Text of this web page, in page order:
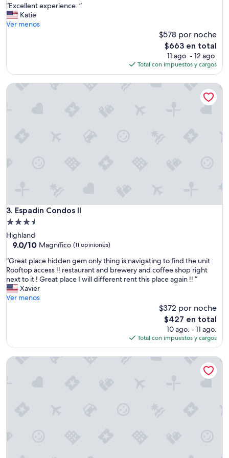
10,
Excepcional,
(1
“
E
x
e
t
“Excellent experience. ”
Katie
Ver menos
$578 por noche
El
precio
actual
es
de
$663 en total
11 ago. - 12 ago.
Total con impuestos y cargos
3. Espadin Condos II
Espadin Condos II
Propiedad
de
3.5
Highland
9.0
10,
Magnífico,
(11
opiniones)
9.0/10 Magnífico (11 opiniones)
“
G
r
e
a
c
h
“Great place hidden gem only thing is navigating to find the unit
Rooftop access !! restaurant and brewery and coffee shop right
next to it ! Great place I will different rent this place again !! ”
Xavier
Ver menos
$372 por noche
El
precio
actual
es
de
$427 en total
10 ago. - 11 ago.
Total con impuestos y cargos
Espadin Condos II
Skyline Penthouse | Espadin LoHi